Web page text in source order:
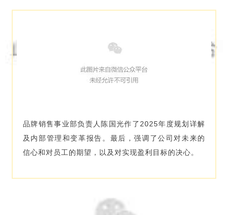
品牌销售事业部负责人陈国光作了2025年度规划详解
及内部管理和变革报告。最后，强调了公司对未来的
信心和对员工的期望，以及对实现盈利目标的决心。